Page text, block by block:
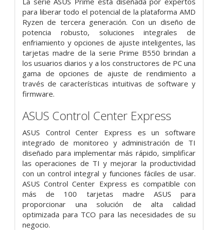
para liberar todo el potencial de la plataforma AMD
Ryzen de tercera generación. Con un diseño de
potencia robusto, soluciones integrales de
enfriamiento y opciones de ajuste inteligentes, las
tarjetas madre de la serie Prime B550 brindan a
los usuarios diarios y a los constructores de PC una
gama de opciones de ajuste de rendimiento a
través de características intuitivas de software y
firmware.
ASUS Control Center Express
ASUS Control Center Express es un software
integrado de monitoreo y administración de TI
diseñado para implementar más rápido, simplificar
las operaciones de TI y mejorar la productividad
con un control integral y funciones fáciles de usar.
ASUS Control Center Express es compatible con
más de 100 tarjetas madre ASUS para
proporcionar una solución de alta calidad
optimizada para TCO para las necesidades de su
negocio.